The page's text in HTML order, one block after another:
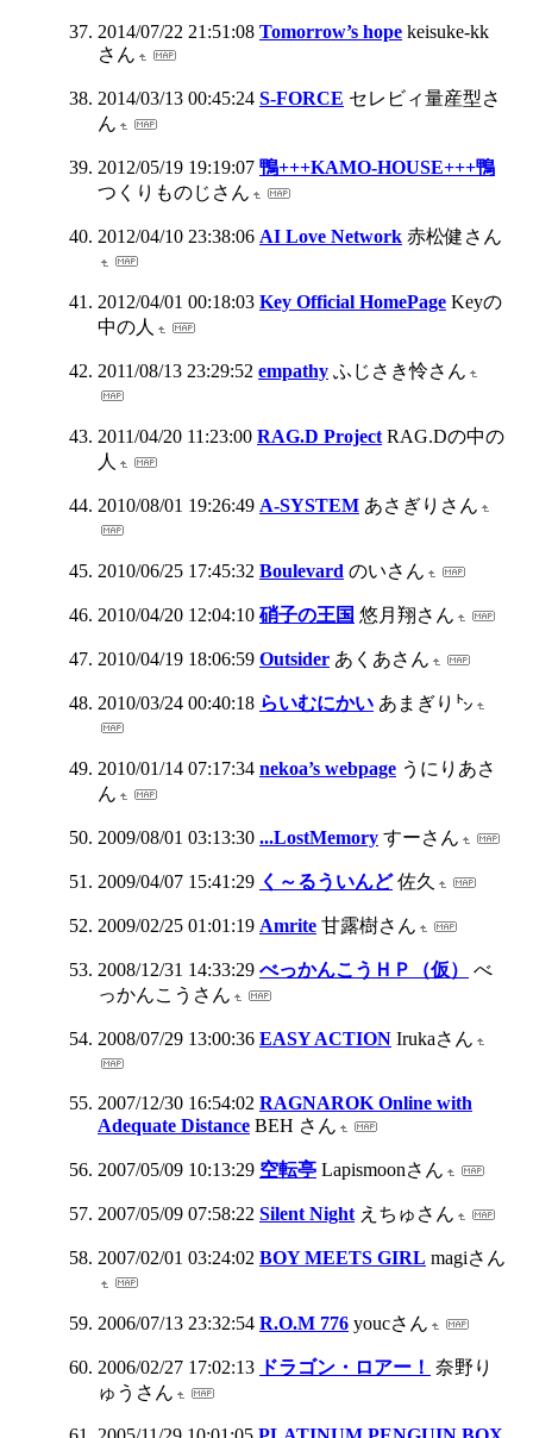
2014/07/22 21:51:08 Tomorrow’s hope keisuke-kk
さん
2014/03/13 00:45:24 S-FORCE セレビィ量産型さ
ん
2012/05/19 19:19:07 鴨+++KAMO-HOUSE+++鴨
つくりものじさん
2012/04/10 23:38:06 AI Love Network 赤松健さん
2012/04/01 00:18:03 Key Official HomePage Keyの
中の人
2011/08/13 23:29:52 empathy ふじさき怜さん
2011/04/20 11:23:00 RAG.D Project RAG.Dの中の
人
2010/08/01 19:26:49 A-SYSTEM あさぎりさん
2010/06/25 17:45:32 Boulevard のいさん
2010/04/20 12:04:10 硝子の王国 悠月翔さん
2010/04/19 18:06:59 Outsider あくあさん
2010/03/24 00:40:18 らいむにかい あまぎり㌧
2010/01/14 07:17:34 nekoa’s webpage うにりあさ
ん
2009/08/01 03:13:30 ...LostMemory すーさん
2009/04/07 15:41:29 く～るういんど 佐久
2009/02/25 01:01:19 Amrite 甘露樹さん
2008/12/31 14:33:29 べっかんこうＨＰ（仮）
べ
っかんこうさん
2008/07/29 13:00:36 EASY ACTION Irukaさん
2007/12/30 16:54:02 RAGNAROK Online with
Adequate Distance BEH さん
2007/05/09 10:13:29 空転亭 Lapismoonさん
2007/05/09 07:58:22 Silent Night えちゅさん
2007/02/01 03:24:02 BOY MEETS GIRL magiさん
2006/07/13 23:32:54 R.O.M 776 youcさん
2006/02/27 17:02:13 ドラゴン・ロアー！ 奈野り
ゅうさん